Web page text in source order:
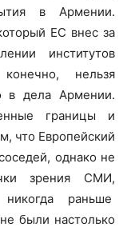
в Армении.
ЕС внес за
институтов
нельзя
в дела Армении.
границы и
что Европейский
однако не
зрения СМИ,
раньше
были настолько